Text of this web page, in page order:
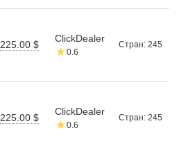
225.00 $
ClickDealer
0.6
Стран: 245
225.00 $
ClickDealer
0.6
Стран: 245